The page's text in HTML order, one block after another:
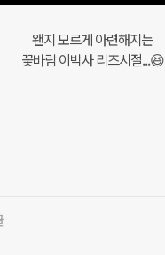
왠지 모르게 아련해지는
꽃바람 이박사 리즈시절...😆